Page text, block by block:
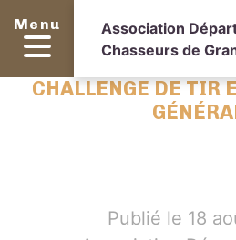
Menu
Association
Chasseurs de
CHALLENGE DE TIR
Publié le 18